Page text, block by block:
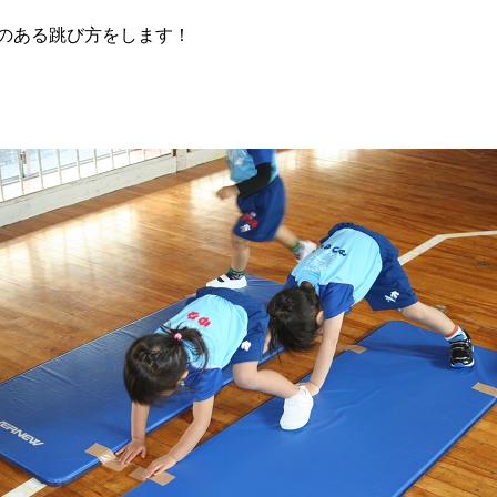
ある跳び方をします！